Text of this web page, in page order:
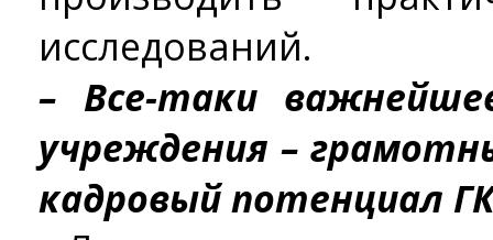
исследований.
– Все-таки
учреждения –
кадровый потенциал